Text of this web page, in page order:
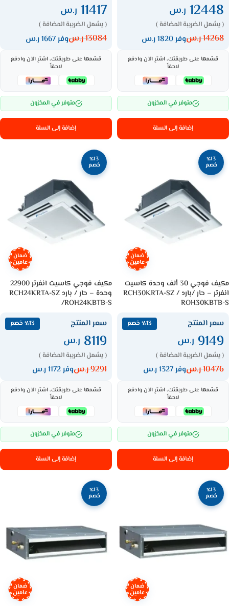
12448 ر.س
( يشمل الضريبة المضافة )
14268ر.سوفر 1820 ر.س
قسّمها على طريقتك، اشترِ الآن وادفع
لاحقاً
متوفر في المخزون
إضافة إلى السلة
11417 ر.س
( يشمل الضريبة المضافة )
13084ر.سوفر 1667 ر.س
قسّمها على طريقتك، اشترِ الآن وادفع
لاحقاً
متوفر في المخزون
إضافة إلى السلة
٪13
خصم
ضمان
عامين
مكيف فوجي 30 ألف وحدة كاسيت
انفرتر – حار /بارد RCH30KRTA-SZ /
ROH30KBTB-S
سعر المنتج ٪13 خصم
9149 ر.س
( يشمل الضريبة المضافة )
10476ر.سوفر 1327 ر.س
قسّمها على طريقتك، اشترِ الآن وادفع
لاحقاً
متوفر في المخزون
إضافة إلى السلة
٪13
خصم
ضمان
عامين
مكيف فوجي كاسيت انفرتر 22900
وحدة – حار / بارد RCH24KRTA-SZ
/ROH24KBTB-S
سعر المنتج ٪13 خصم
8119 ر.س
( يشمل الضريبة المضافة )
9291ر.سوفر 1172 ر.س
قسّمها على طريقتك، اشترِ الآن وادفع
لاحقاً
متوفر في المخزون
إضافة إلى السلة
٪13
خصم
ضمان
عامين
٪13
خصم
ضمان
عامين